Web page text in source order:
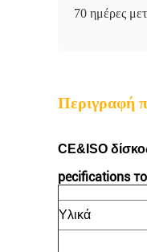
70 ημέρες
Περιγραφή
CE&ISO
pecifications
Υλικά